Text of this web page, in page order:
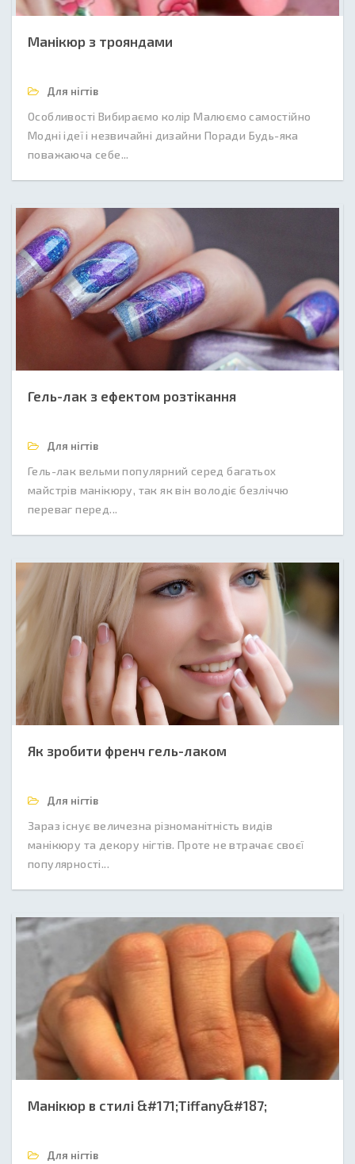
Манікюр з трояндами
Для нігтів
Особливості Вибираємо колір Малюємо самостійно
Модні ідеї і незвичайні дизайни Поради Будь-яка
поважаюча себе...
Гель-лак з ефектом розтікання
Для нігтів
Гель-лак вельми популярний серед багатьох
майстрів манікюру, так як він володіє безліччю
переваг перед...
Як зробити френч гель-лаком
Для нігтів
Зараз існує величезна різноманітність видів
манікюру та декору нігтів. Проте не втрачає своєї
популярності...
Манікюр в стилі &#171;Tiffany&#187;
Для нігтів